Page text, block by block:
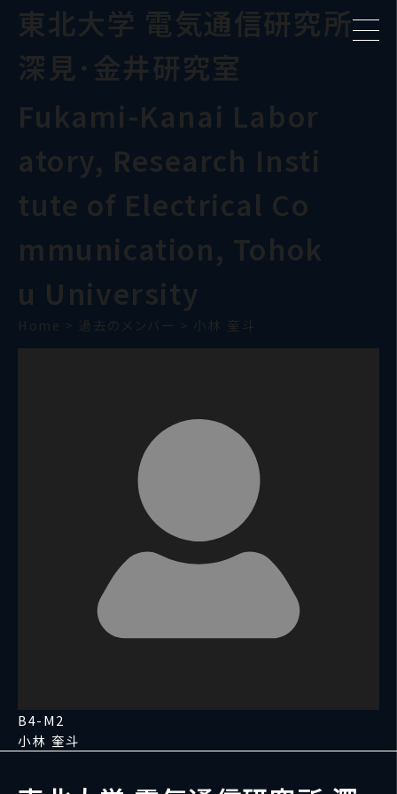
東北大学 電気通信研究所
深見･金井研究室
Fukami-Kanai Labor
atory, Research Insti
tute of Electrical Co
mmunication, Tohok
u University
Home > 過去のメンバー > 小林 奎斗
B4-M2
小林 奎斗